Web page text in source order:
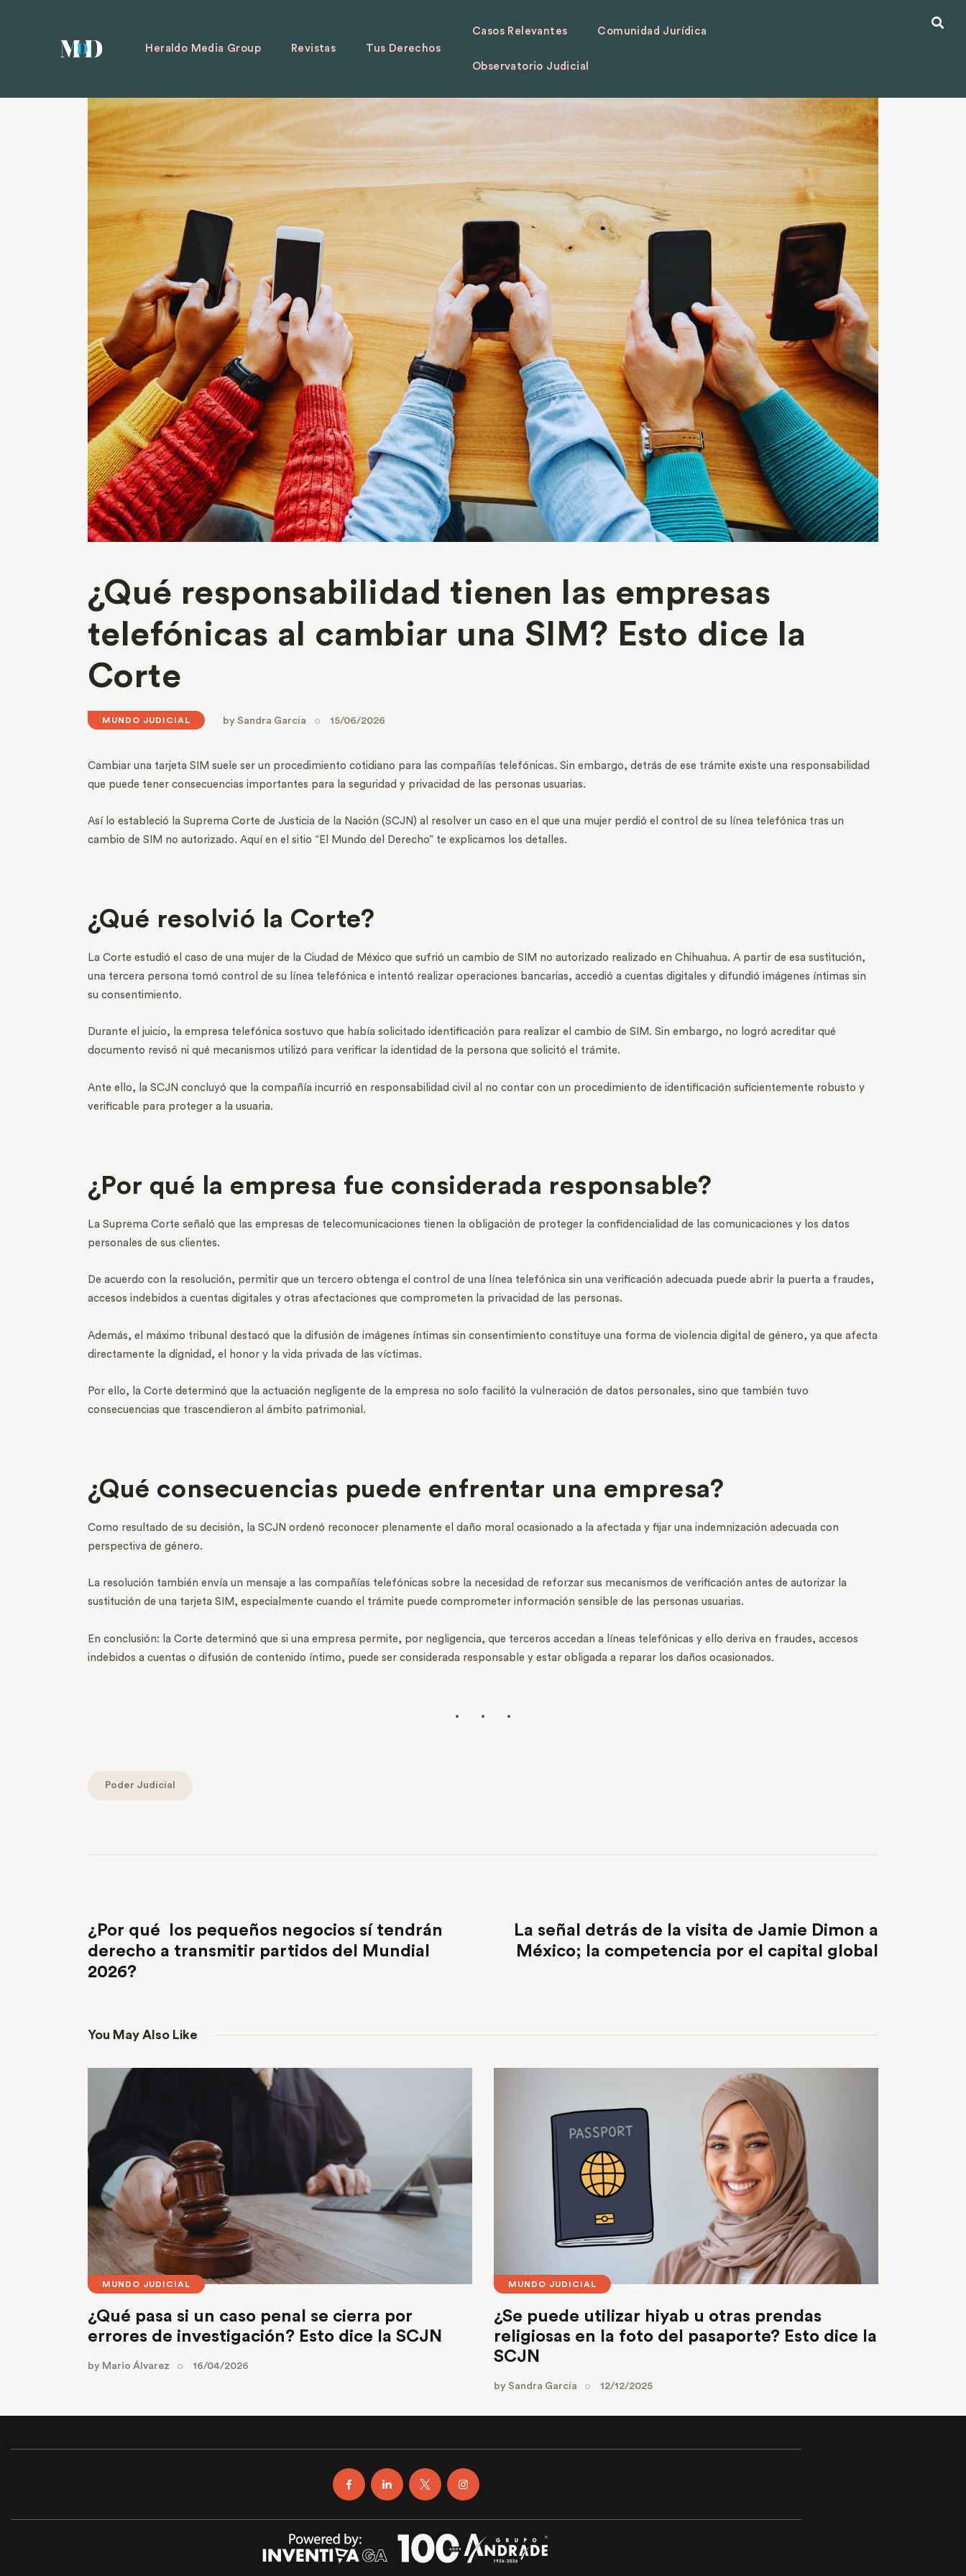
Heraldo Media Group Revistas Tus Derechos
Casos Relevantes Comunidad Jurídica
Observatorio Judicial
¿Qué responsabilidad tienen las empresas
telefónicas al cambiar una SIM? Esto dice la
Corte
MUNDO JUDICIAL bySandra García 15/06/2026
Cambiar una tarjeta SIM suele ser un procedimiento cotidiano para las compañías telefónicas. Sin embargo, detrás de ese trámite existe una responsabilidad
que puede tener consecuencias importantes para la seguridad y privacidad de las personas usuarias.
Así lo estableció la Suprema Corte de Justicia de la Nación (SCJN) al resolver un caso en el que una mujer perdió el control de su línea telefónica tras un
cambio de SIM no autorizado. Aquí en el sitio “El Mundo del Derecho” te explicamos los detalles.
¿Qué resolvió la Corte?
La Corte estudió el caso de una mujer de la Ciudad de México que sufrió un cambio de SIM no autorizado realizado en Chihuahua. A partir de esa sustitución,
una tercera persona tomó control de su línea telefónica e intentó realizar operaciones bancarias, accedió a cuentas digitales y difundió imágenes íntimas sin
su consentimiento.
Durante el juicio, la empresa telefónica sostuvo que había solicitado identificación para realizar el cambio de SIM. Sin embargo, no logró acreditar qué
documento revisó ni qué mecanismos utilizó para verificar la identidad de la persona que solicitó el trámite.
Ante ello, la SCJN concluyó que la compañía incurrió en responsabilidad civil al no contar con un procedimiento de identificación suficientemente robusto y
verificable para proteger a la usuaria.
¿Por qué la empresa fue considerada responsable?
La Suprema Corte señaló que las empresas de telecomunicaciones tienen la obligación de proteger la confidencialidad de las comunicaciones y los datos
personales de sus clientes.
De acuerdo con la resolución, permitir que un tercero obtenga el control de una línea telefónica sin una verificación adecuada puede abrir la puerta a fraudes,
accesos indebidos a cuentas digitales y otras afectaciones que comprometen la privacidad de las personas.
Además, el máximo tribunal destacó que la difusión de imágenes íntimas sin consentimiento constituye una forma de violencia digital de género, ya que afecta
directamente la dignidad, el honor y la vida privada de las víctimas.
Por ello, la Corte determinó que la actuación negligente de la empresa no solo facilitó la vulneración de datos personales, sino que también tuvo
consecuencias que trascendieron al ámbito patrimonial.
¿Qué consecuencias puede enfrentar una empresa?
Como resultado de su decisión, la SCJN ordenó reconocer plenamente el daño moral ocasionado a la afectada y fijar una indemnización adecuada con
perspectiva de género.
La resolución también envía un mensaje a las compañías telefónicas sobre la necesidad de reforzar sus mecanismos de verificación antes de autorizar la
sustitución de una tarjeta SIM, especialmente cuando el trámite puede comprometer información sensible de las personas usuarias.
En conclusión: la Corte determinó que si una empresa permite, por negligencia, que terceros accedan a líneas telefónicas y ello deriva en fraudes, accesos
indebidos a cuentas o difusión de contenido íntimo, puede ser considerada responsable y estar obligada a reparar los daños ocasionados.
Poder Judicial
¿Por qué los pequeños negocios sí tendrán
derecho a transmitir partidos del Mundial
2026?
La señal detrás de la visita de Jamie Dimon a
México; la competencia por el capital global
You May Also Like
MUNDO JUDICIAL
¿Qué pasa si un caso penal se cierra por
errores de investigación? Esto dice la SCJN
by Mario Álvarez 16/04/2026
MUNDO JUDICIAL
¿Se puede utilizar hiyab u otras prendas
religiosas en la foto del pasaporte? Esto dice la
SCJN
by Sandra García 12/12/2025